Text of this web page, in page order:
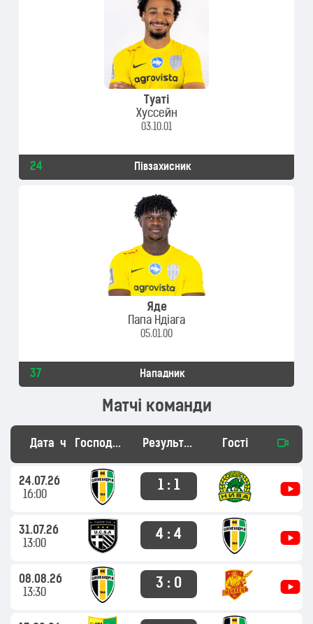
Туаті
Хуссейн
03.10.01
24 Півзахисник
Яде
Папа Ндіага
05.01.00
37 Нападник
Матчі команди
Дата час Господарі Результат Гості
24.07.26
16:00
1 : 1
31.07.26
13:00
4 : 4
08.08.26
13:30
3 : 0